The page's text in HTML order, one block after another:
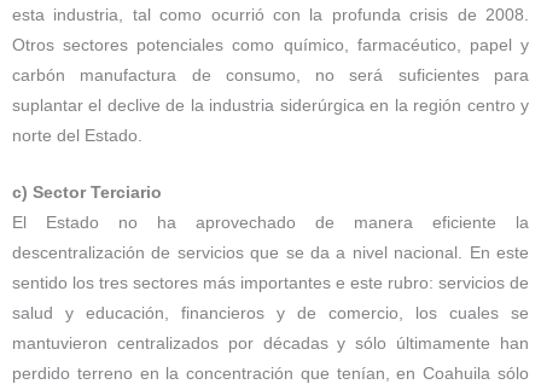
esta industria, tal como ocurrió con la profunda crisis de 2008.
Otros sectores potenciales como químico, farmacéutico, papel y
carbón manufactura de consumo, no será suficientes para
suplantar el declive de la industria siderúrgica en la región centro y
norte del Estado.
c) Sector Terciario
El Estado no ha aprovechado de manera eficiente la
descentralización de servicios que se da a nivel nacional. En este
sentido los tres sectores más importantes e este rubro: servicios de
salud y educación, financieros y de comercio, los cuales se
mantuvieron centralizados por décadas y sólo últimamente han
perdido terreno en la concentración que tenían, en Coahuila sólo